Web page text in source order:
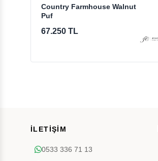
Country Farmhouse Walnut
Puf
67.250 TL
İLETİŞİM
0533 336 71 13